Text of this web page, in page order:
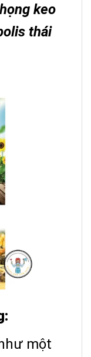
keo
thái
một